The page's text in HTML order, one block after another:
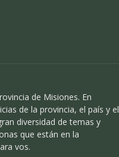
de Misiones. En
de la provincia, el país y el
diversidad de temas y
que están en la
vos.